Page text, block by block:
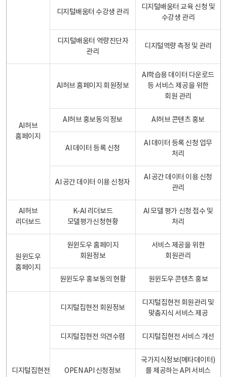
디지털배움터 수강생 관리
디지털배움터 교육 신청 및
수강생 관리
디지털배움터 역량진단자
관리
디지털역량 측정 및 관리
AI허브
홈페이지
AI허브 홈페이지 회원정보
AI학습용 데이터 다운로드
등 서비스 제공을 위한
회원 관리
AI허브 홍보동의 정보 AI허브 콘텐츠 홍보
AI 데이터 등록 신청
AI 데이터 등록 신청 업무
처리
AI 공간 데이터 이용 신청자
AI 공간 데이터 이용 신청
관리
AI허브
리더보드
K-AI 리더보드
모델평가신청현황
AI 모델 평가 신청 접수 및
처리
원윈도우
홈페이지
원윈도우 홈페이지
회원정보
서비스 제공을 위한
회원관리
원윈도우 홍보동의 현황 원윈도우 콘텐츠 홍보
디지털집현전
디지털집현전 회원정보
디지털집현전 회원관리 및
맞춤지식 서비스 제공
디지털집현전 의견수렴 디지털집현전 서비스 개선
OPEN API 신청정보
국가지식정보(메타데이터)
를 제공하는 API 서비스